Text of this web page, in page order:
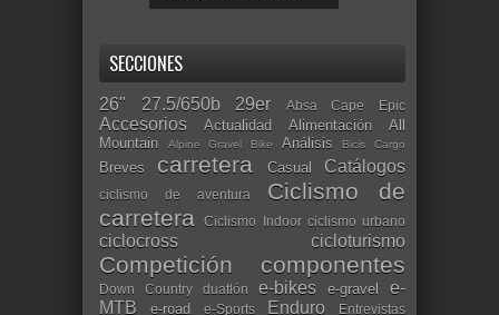
SECCIONES
26" 27.5/650b 29er Absa Cape Epic
Accesorios Actualidad Alimentación
All
Mountain
Alpine Gravel Bike Análisis Bicis Cargo
Breves carretera Casual Catálogos
ciclismo de aventura
Ciclismo de
carretera
Ciclismo Indoor ciclismo urbano
ciclocross cicloturismo
Competición componentes
Down Country duatlón e-bikes e-gravel
e-
MTB
e-road e-Sports Enduro Entrevistas